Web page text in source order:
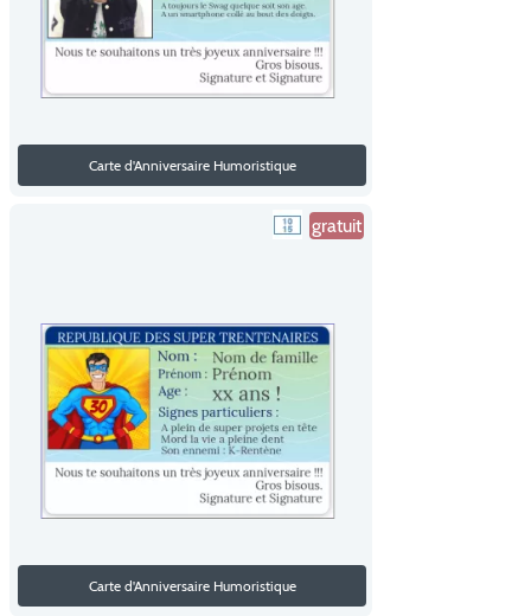
Carte d'Anniversaire Humoristique
gratuit
Carte d'Anniversaire Humoristique